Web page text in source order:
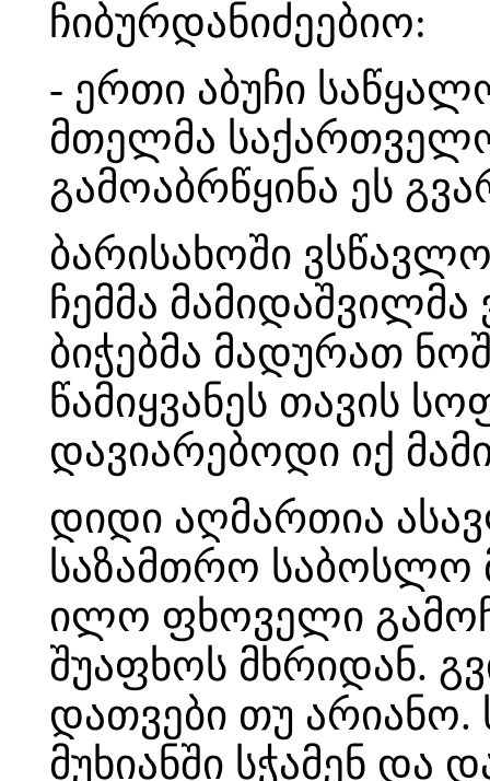
ჩიბურდანიძეებიო:
- ერთი აბუჩი
მთელმა
გამოაბრწყინა ეს
ბარისახოში
ჩემმა
ბიჭებმა მადურათ
წამიყვანეს თავის
დავიარებოდი იქ
დიდი აღმართია
საზამთრო საბოსლო
ილო ფხოველი
შუაფხოს მხრიდან.
დათვები თუ
მუხიანში სჭამენ